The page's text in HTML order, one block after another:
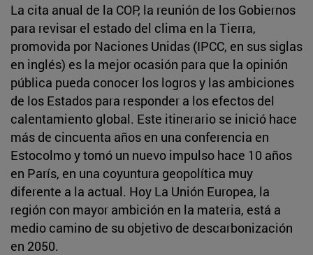
La cita anual de la COP, la reunión de los Gobiernos
para revisar el estado del clima en la Tierra,
promovida por Naciones Unidas (IPCC, en sus siglas
en inglés) es la mejor ocasión para que la opinión
pública pueda conocer los logros y las ambiciones
de los Estados para responder a los efectos del
calentamiento global. Este itinerario se inició hace
más de cincuenta años en una conferencia en
Estocolmo y tomó un nuevo impulso hace 10 años
en París, en una coyuntura geopolítica muy
diferente a la actual. Hoy La Unión Europea, la
región con mayor ambición en la materia, está a
medio camino de su objetivo de descarbonización
en 2050.